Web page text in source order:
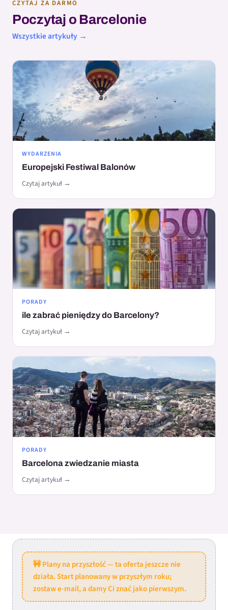
CZYTAJ ZA DARMO
Poczytaj o Barcelonie
Wszystkie artykuły →
WYDARZENIA
Europejski Festiwal Balonów
Czytaj artykuł →
PORADY
ile zabrać pieniędzy do Barcelony?
Czytaj artykuł →
PORADY
Barcelona zwiedzanie miasta
Czytaj artykuł →
🚧 Plany na przyszłość — ta oferta jeszcze nie
działa. Start planowany w przyszłym roku;
zostaw e-mail, a damy Ci znać jako pierwszym.